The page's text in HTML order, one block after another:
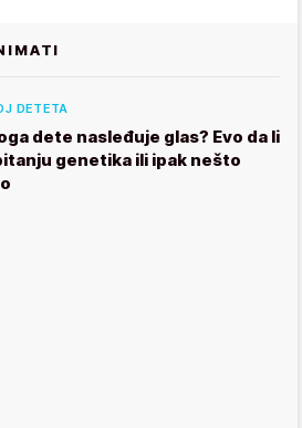
DETETA
dete nasleđuje glas? Evo da li
genetika ili ipak nešto